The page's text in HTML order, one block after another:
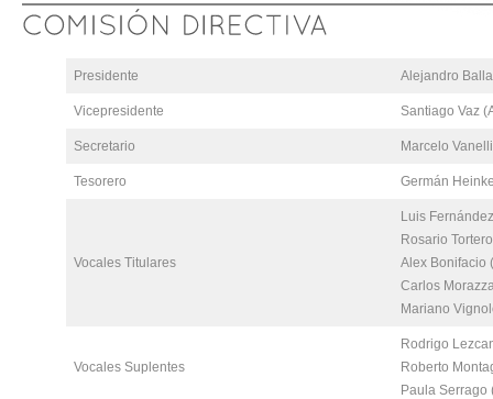
Presidente Alejandro
Vicepresidente Santiago Vaz
Secretario Marcelo
Tesorero Germán
Vocales Titulares
Luis
Rosario
Alex Bonifacio
Carlos
Mariano
Vocales Suplentes
Rodrigo
Roberto
Paula Serrago